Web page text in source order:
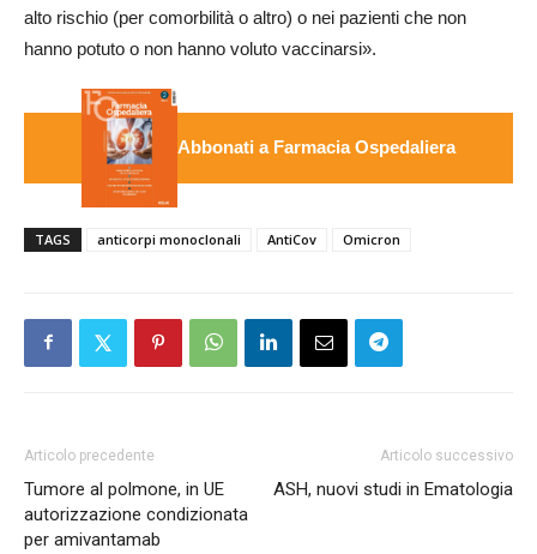
alto rischio (per comorbilità o altro) o nei pazienti che non
hanno potuto o non hanno voluto vaccinarsi».
Abbonati a Farmacia Ospedaliera
TAGS anticorpi monoclonali AntiCov Omicron
Articolo precedente
Tumore al polmone, in UE
autorizzazione condizionata
per amivantamab
Articolo successivo
ASH, nuovi studi in Ematologia